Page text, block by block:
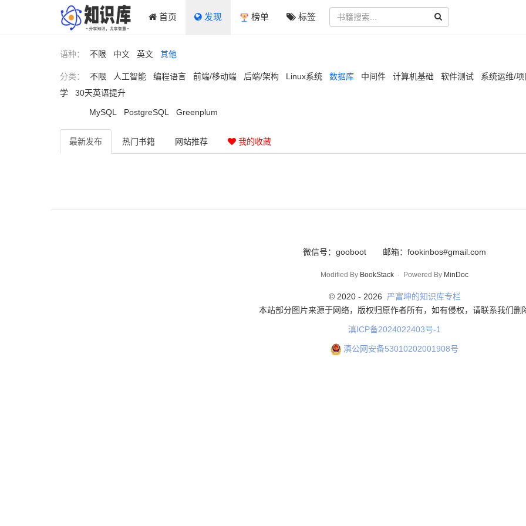
首页 发现 榜单 标签
语种： 不限 中文 英文 其他
分类： 不限 人工智能 编程语言 前端/移动端 后端/架构 Linux系统 数据库 中间件 计算机基础 软件测试
系统运维/
学
30天英语提升
MySQL PostgreSQL Greenplum
最新发布 热门书籍 网站推荐 我的收藏
微信号：gooboot 邮箱：fookinbos#gmail.com
Modified By BookStack · Powered By MinDoc
© 2020 - 2026
严富坤的知识库专栏
本站部分图片来源于网络，版权归原作者所有，如有侵权，请联系我们删
滇ICP备2024022403号-1
滇公网安备53010202001908号